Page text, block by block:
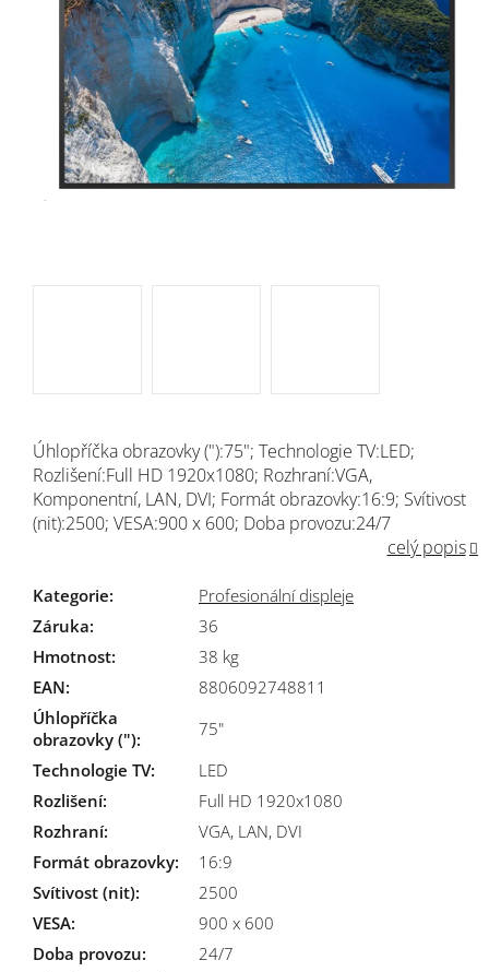
Úhlopříčka obrazovky ("):75"; Technologie TV:LED;
Rozlišení:Full HD 1920x1080; Rozhraní:VGA,
Komponentní, LAN, DVI; Formát obrazovky:16:9; Svítivost
(nit):2500; VESA:900 x 600; Doba provozu:24/7
celý popis
Kategorie:
Profesionální displeje
Záruka:
36
Hmotnost:
38 kg
EAN:
8806092748811
Úhlopříčka
obrazovky ("):
75"
Technologie TV:
LED
Rozlišení:
Full HD 1920x1080
Rozhraní:
VGA, LAN, DVI
Formát obrazovky:
16:9
Svítivost (nit):
2500
VESA:
900 x 600
Doba provozu:
24/7